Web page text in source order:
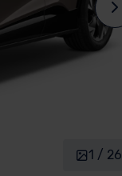
1 / 26